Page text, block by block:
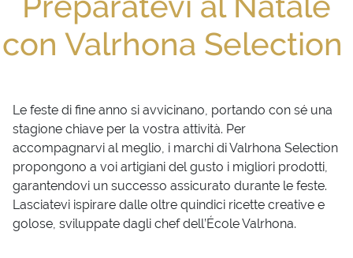
con Valrhona Selection
Le feste di fine anno si avvicinano, portando con sé una
stagione chiave per la vostra attività. Per
accompagnarvi al meglio, i marchi di Valrhona Selection
propongono a voi artigiani del gusto i migliori prodotti,
garantendovi un successo assicurato durante le feste.
Lasciatevi ispirare dalle oltre quindici ricette creative e
golose, sviluppate dagli chef dell’École Valrhona.